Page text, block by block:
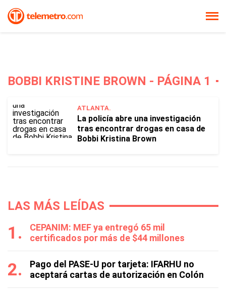
BOBBI KRISTINE BROWN - PÁGINA 1
ATLANTA.
La policía abre una investigación
tras encontrar drogas en casa de
Bobbi Kristina Brown
LAS MÁS LEÍDAS
CEPANIM: MEF ya entregó 65 mil
certificados por más de $44 millones
Pago del PASE-U por tarjeta: IFARHU no
aceptará cartas de autorización en Colón